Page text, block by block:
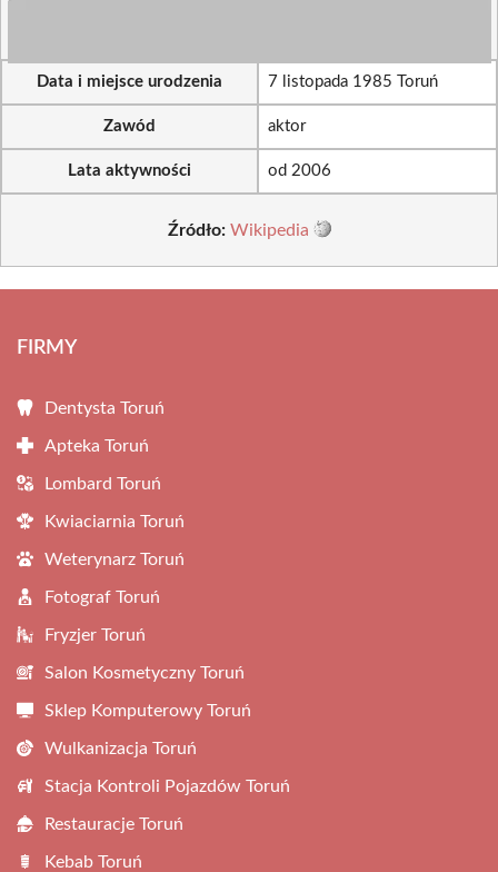
Data i miejsce urodzenia 7 listopada 1985 Toruń
Zawód aktor
Lata aktywności od 2006
Źródło: Wikipedia
FIRMY
Dentysta Toruń
Apteka Toruń
Lombard Toruń
Kwiaciarnia Toruń
Weterynarz Toruń
Fotograf Toruń
Fryzjer Toruń
Salon Kosmetyczny Toruń
Sklep Komputerowy Toruń
Wulkanizacja Toruń
Stacja Kontroli Pojazdów Toruń
Restauracje Toruń
Kebab Toruń